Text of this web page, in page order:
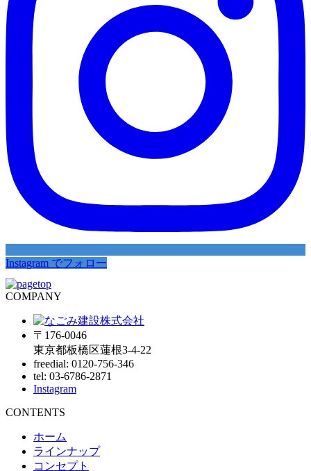
Instagram でフォロー
COMPANY
〒176-0046
東京都板橋区蓮根3-4-22
freedial: 0120-756-346
tel: 03-6786-2871
Instagram
CONTENTS
ホーム
ラインナップ
コンセプト